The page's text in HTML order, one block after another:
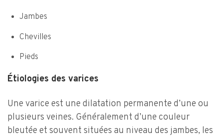
Jambes
Chevilles
Pieds
Étiologies des varices
Une varice est une dilatation permanente d’une ou
plusieurs veines. Généralement d’une couleur
bleutée et souvent situées au niveau des jambes, les